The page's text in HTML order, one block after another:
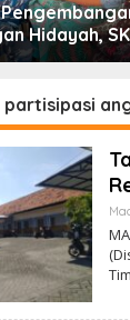
Hidayah,
North
Sampang